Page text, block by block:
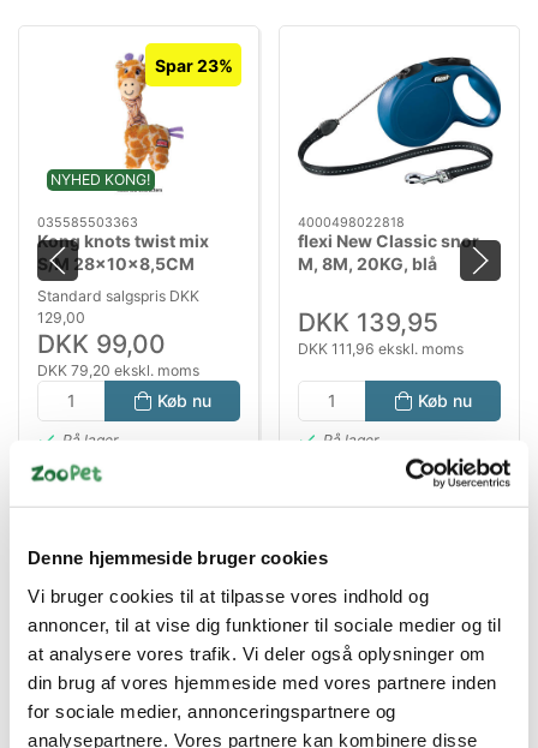
Denne hjemmeside bruger cookies
Vi bruger cookies til at tilpasse vores indhold og
annoncer, til at vise dig funktioner til sociale medier og til
at analysere vores trafik. Vi deler også oplysninger om
din brug af vores hjemmeside med vores partnere inden
for sociale medier, annonceringspartnere og
analysepartnere. Vores partnere kan kombinere disse
NYHED KONG!
Spar 23%
035585503363
Kong knots twist mix
S/M 28x10x8,5CM
Standard salgspris DKK
129,00
DKK 99,00
DKK 79,20 ekskl. moms
Køb nu
På lager
4000498022818
flexi New Classic snor
M, 8M, 20KG, blå
DKK 139,95
DKK 111,96 ekskl. moms
Køb nu
På lager
Bestsælgende varer i Bamser, stof, skind